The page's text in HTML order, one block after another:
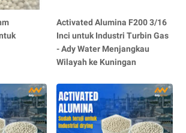
Activated Alumina F200 3/16
Inci untuk Industri Turbin Gas
- Ady Water Menjangkau
Wilayah ke Kuningan